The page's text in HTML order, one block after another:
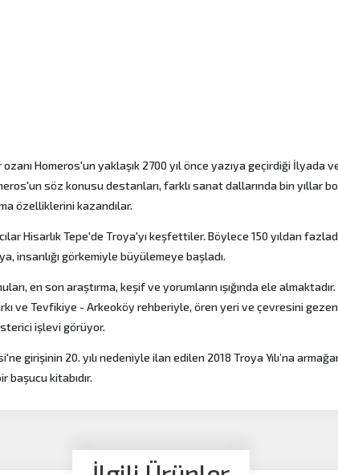
Homeros'un yaklaşık 2700 yıl önce yazıya geçirdiği İlyada
söz konusu destanları, farklı sanat dallarında bin yıllar
özelliklerini kazandılar.
Hisarlık Tepe'de Troya'yı keşfettiler. Böylece 150 yıldan
insanlığı görkemiyle büyülemeye başladı.
en son araştırma, keşif ve yorumların ışığında ele almaktadır.
ve Tevfikiye - Arkeoköy rehberiyle, ören yeri ve çevresini
işlevi görüyor.
girişinin 20. yılı nedeniyle ilan edilen 2018 Troya Yılı’na
başucu kitabıdır.